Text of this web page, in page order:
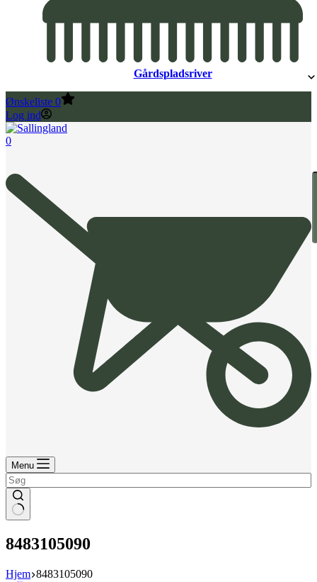
Gårdspladsriver
Ønskeliste 0
Log ind
0
Menu
8483105090
Hjem 8483105090